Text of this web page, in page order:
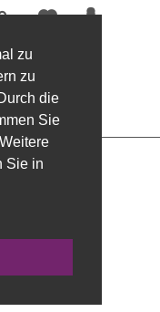
zu
zu
die
Sie
Sie in
lila,